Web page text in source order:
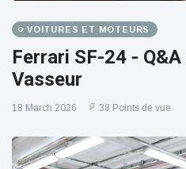
VOITURES ET MOTEURS
Ferrari SF-24 -
Vasseur
18 March 2026 38 Points de vue